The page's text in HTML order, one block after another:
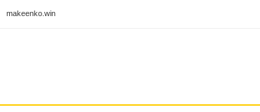
makeenko.win